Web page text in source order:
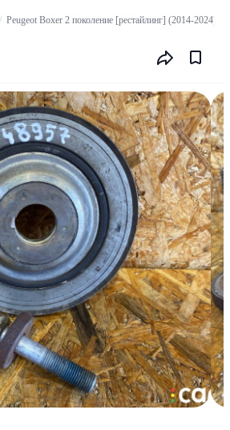
Peugeot Boxer 2 поколение [рестайлинг] (2014-2024)